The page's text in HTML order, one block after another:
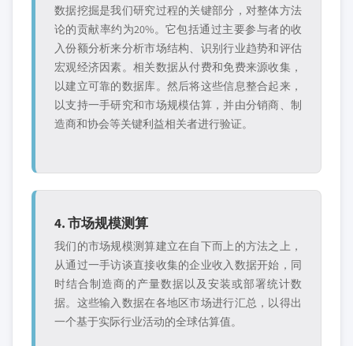
数据挖掘是我们研究过程的关键部分，对整体方法
论的贡献率约为20%。它包括通过主要参与者的收
入份额分析来分析市场结构、识别行业趋势和评估
宏观经济因素。相关数据从付费和免费来源收集，
以建立可靠的数据库。然后将这些信息整合起来，
以支持一手研究和市场规模估算，并由分销商、制
造商和协会等关键利益相关者进行验证。
4. 市场规模测算
我们的市场规模测算建立在自下而上的方法之上，
从通过一手访谈直接收集的企业收入数据开始，同
时结合制造商的产量数据以及安装或部署统计数
据。这些输入数据在各地区市场进行汇总，以得出
一个基于实际行业活动的全球估算值。